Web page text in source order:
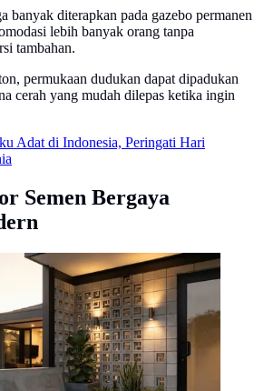
banyak diterapkan pada gazebo permanen
lebih banyak orang tanpa
tambahan.
permukaan dudukan dapat dipadukan
cerah yang mudah dilepas ketika ingin
Adat di Indonesia, Peringati Hari
Semen Bergaya